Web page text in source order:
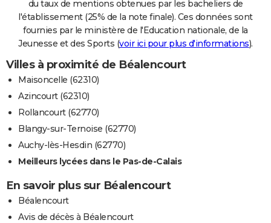
du taux de mentions obtenues par les bacheliers de
l'établissement (25% de la note finale). Ces données sont
fournies par le ministère de l'Education nationale, de la
Jeunesse et des Sports (voir ici pour plus d'informations).
Villes à proximité de Béalencourt
Maisoncelle (62310)
Azincourt (62310)
Rollancourt (62770)
Blangy-sur-Ternoise (62770)
Auchy-lès-Hesdin (62770)
Meilleurs lycées dans le Pas-de-Calais
En savoir plus sur Béalencourt
Béalencourt
Avis de décès à Béalencourt